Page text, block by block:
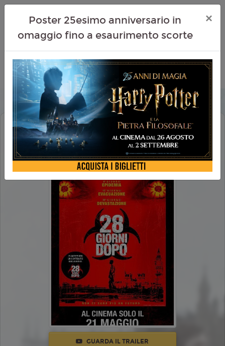
28 GIORNI DOPO (RE-RELEASE 2025)
GUARDA IL TRAILER
Poster 25esimo anniversario in
omaggio fino a esaurimento scorte
×